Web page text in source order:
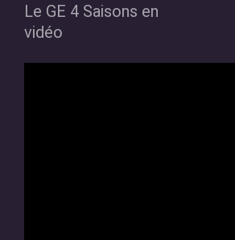
Le GE 4 Saisons en
vidéo